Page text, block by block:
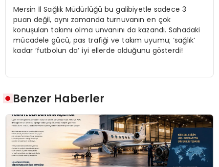
Mersin İl Sağlık Müdürlüğü bu galibiyetle sadece 3
puan değil, aynı zamanda turnuvanın en çok
konuşulan takımı olma unvanını da kazandı. Sahadaki
mücadele gücü, pas trafiği ve takım uyumu; ‘sağlık’
kadar ‘futbolun da’ iyi ellerde olduğunu gösterdi!
Benzer Haberler